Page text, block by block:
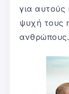
για αυτούς
ψυχή τους
ανθρώπους.